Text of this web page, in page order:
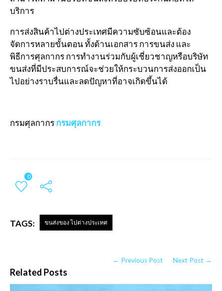
บริการ
การส่งสินค้าไปต่างประเทศมีความซับซ้อนและต้อง
จัดการหลายขั้นตอน ทั้งด้านเอกสาร การขนส่ง และ
พิธีการศุลกากร การทำงานร่วมกับผู้เชี่ยวชาญหรือบริษัท
ขนส่งที่มีประสบการณ์จะช่วยให้กระบวนการส่งออกเป็น
ไปอย่างราบรื่นและลดปัญหาที่อาจเกิดขึ้นได้
กรมศุลกากรกรมศุลกากร
0
TAGS: ขนส่งของ ไปต่างประเทศ
Related Posts
← Previous Post Next Post →